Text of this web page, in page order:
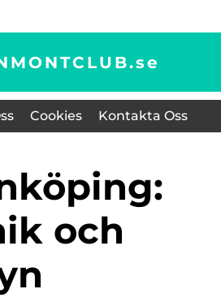
se
Cookies Kontakta Oss
och